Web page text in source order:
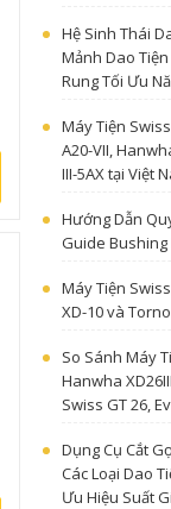
Hệ Sinh Thái
Mảnh Dao
Rung Tối Ưu
Máy Tiện
A20-VII,
III-5AX tại Việt
Hướng Dẫn
Guide Bushing
Máy Tiện
XD-10 và
So Sánh Máy
Hanwha
Swiss GT 26,
Dụng Cụ Cắt
Các Loại Dao
Ưu Hiệu Suất